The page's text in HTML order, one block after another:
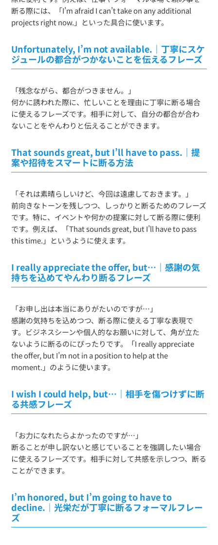
断る際には、「I’m afraid I can’t take on any additional
projects right now.」といった具合に使います。
Unfortunately, I’m not available.｜丁寧にスケ
ジュールの都合がつかないことを伝えるフレーズ
「残念ながら、都合がつきません。」
何かに誘われた際に、忙しいことを理由に丁寧に断る場合
に使えるフレーズです。相手に対して、自分の都合が合わ
ないことをやんわりと伝えることができます。
That sounds great, but I’ll have to pass.｜提
案や招待をスマートに断る方法
「それは素晴らしいけど、今回は遠慮しておきます。」
前向きなトーンを残しつつ、しっかりと断るためのフレーズ
です。特に、イベントや何かの提案に対して断る際に便利
です。例えば、「That sounds great, but I’ll have to pass
this time.」というように使えます。
I really appreciate the offer, but…｜感謝の気
持ちを込めてやんわり断るフレーズ
「お申し出は本当にありがたいのですが…」
感謝の気持ちを込めつつ、断る際に使える丁寧な表現で
す。ビジネスシーンや個人的なお願いに対して、角が立た
ないように断るのにぴったりです。「I really appreciate
the offer, but I’m not in a position to help at the
moment.」のように使います。
I wish I could help, but…｜相手を傷つけずに断
る共感フレーズ
「お力になれたらよかったのですが…」
断ることが申し訳ないと感じていることを強調したい場合
に使えるフレーズです。相手に対して共感を示しつつ、断る
ことができます。
I’m honored, but I’m going to have to
decline.｜光栄だが丁寧に断るフォーマルフレー
ズ